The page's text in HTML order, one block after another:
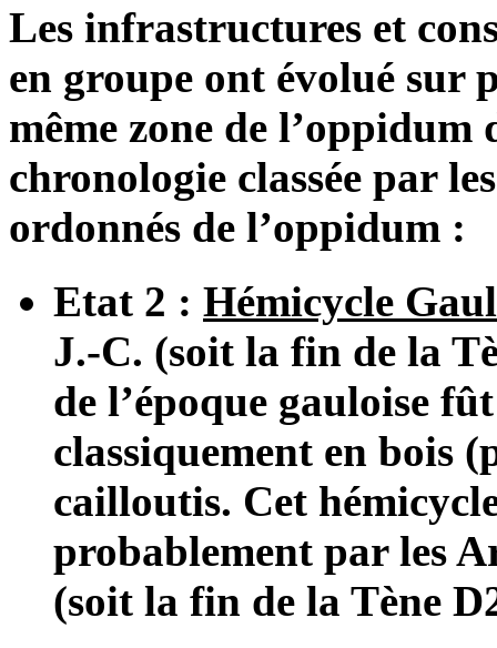
Les infrastructures et
en groupe ont évolué sur
même zone de l’oppidum
chronologie classée par
ordonnés de l’oppidum :
Etat 2 : Hémicycle
J.-C. (soit la fin de la
de l’époque gauloise
classiquement en bois
cailloutis. Cet
probablement par les
(soit la fin de la Tène